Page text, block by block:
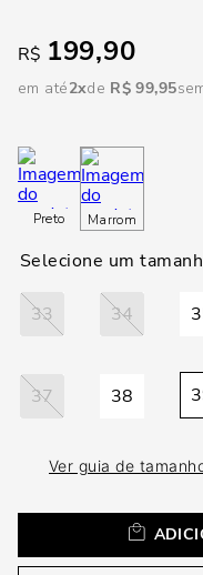
R$ 199,90
em até2 R$ 99,95
Preto Marrom
33 34
37 38
Ver guia de